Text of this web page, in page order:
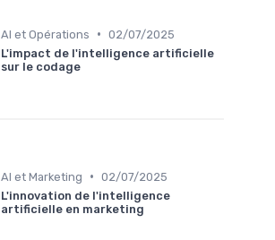
AI et Opérations • 02/07/2025
L'impact de l'intelligence artificielle
sur le codage
AI et Marketing • 02/07/2025
L'innovation de l'intelligence
artificielle en marketing